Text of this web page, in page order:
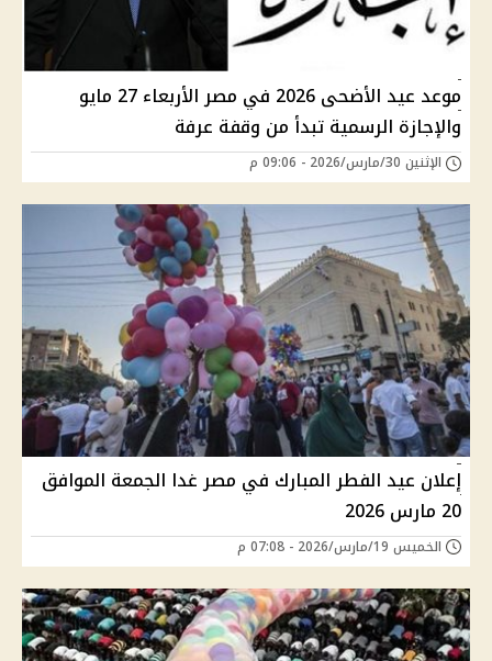
موعد عيد الأضحى 2026 في مصر الأربعاء 27 مايو
والإجازة الرسمية تبدأ من وقفة عرفة
الإثنين 30/مارس/2026 - 09:06 م
إعلان عيد الفطر المبارك في مصر غدا الجمعة الموافق
20 مارس 2026
الخميس 19/مارس/2026 - 07:08 م